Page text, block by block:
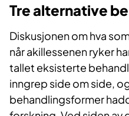
Tre alternative
Diskusjonen om hva
når akillessenen ryker
tallet eksisterte
inngrep side om side,
behandlingsformer